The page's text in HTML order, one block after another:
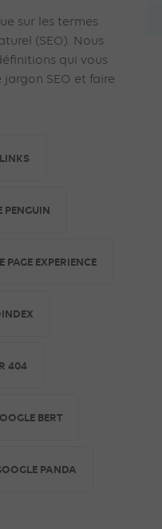
sur les termes
(SEO). Nous
qui vous
SEO et faire
PENGUIN
PAGE EXPERIENCE
404
BERT
PANDA